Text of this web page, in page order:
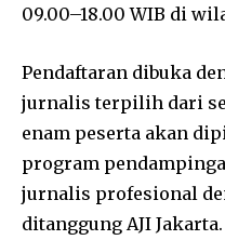
09.00–18.00 WIB di
Pendaftaran dibuka
jurnalis terpilih dari
enam peserta akan
program
jurnalis profesional
ditanggung AJI Jakarta.